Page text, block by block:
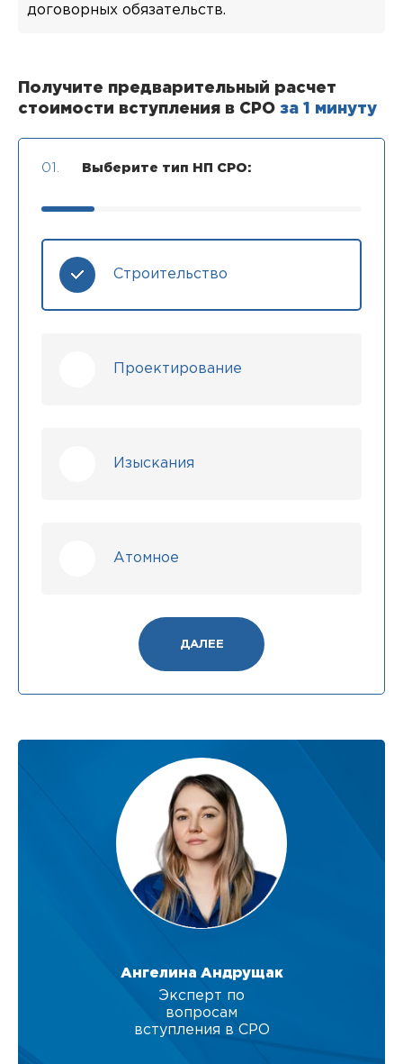
договорных обязательств.
Получите предварительный расчет
стоимости вступления в СРО за 1 минуту
01. Выберите тип НП СРО:
Строительство
Проектирование
Изыскания
Атомное
ДАЛЕЕ
Ангелина Андрущак
Эксперт по
вопросам
вступления в СРО